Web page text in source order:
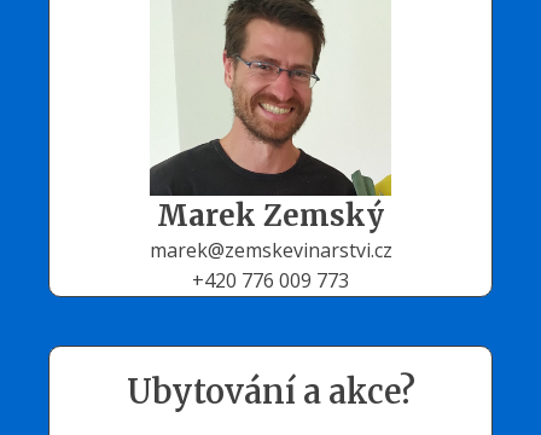
Marek Zemský
marek@zemskevinarstvi.cz
+420 776 009 773
Ubytování a akce?